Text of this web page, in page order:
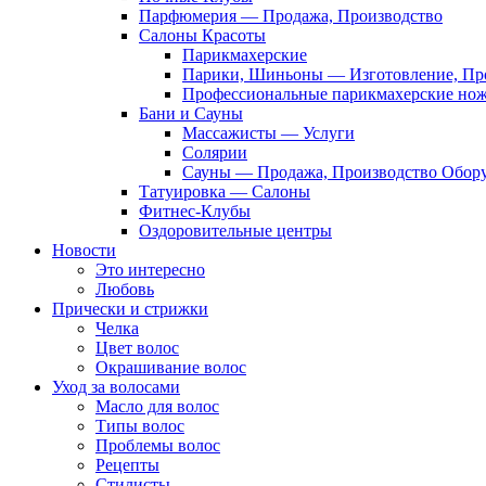
Парфюмерия — Продажа, Производство
Салоны Красоты
Парикмахерские
Парики, Шиньоны — Изготовление,
Профессиональные парикмахерские
Бани и Сауны
Массажисты — Услуги
Солярии
Сауны — Продажа, Производство
Татуировка — Салоны
Фитнес-Клубы
Оздоровительные центры
Новости
Это интересно
Любовь
Прически и стрижки
Челка
Цвет волос
Окрашивание волос
Уход за волосами
Масло для волос
Типы волос
Проблемы волос
Рецепты